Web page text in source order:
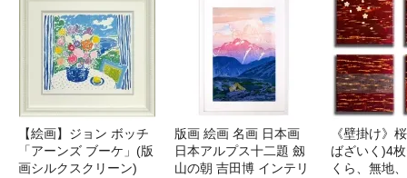
【絵画】ジョン ボッチ
「アーンズ ブーケ」(版
画シルクスクリーン)
版画 絵画 名画 日本画
日本アルプス十二題 劔
山の朝 吉田博 インテリ
《壁掛け》
ばざいく)4
くら、無地